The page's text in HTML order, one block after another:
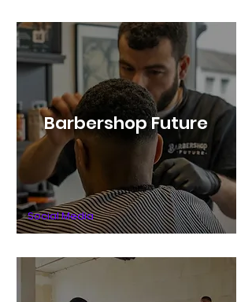
Barbershop Future
Social Media